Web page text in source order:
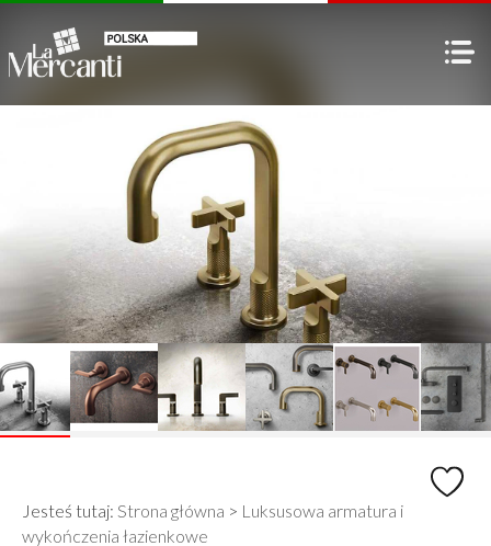
Jesteś tutaj: Strona główna > Luksusowa armatura i
wykończenia łazienkowe